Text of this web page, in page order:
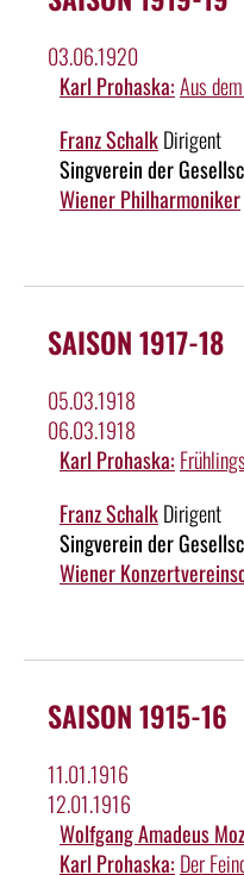
03.06.1920
Karl Prohaska:Aus
Franz SchalkDirigent
Singverein der
Wiener Philharmoniker
SAISON 1917-18
05.03.1918
06.03.1918
Karl Prohaska:
Franz SchalkDirigent
Singverein der
Wiener
SAISON 1915-16
11.01.1916
12.01.1916
Wolfgang Amadeus
Karl Prohaska: Der